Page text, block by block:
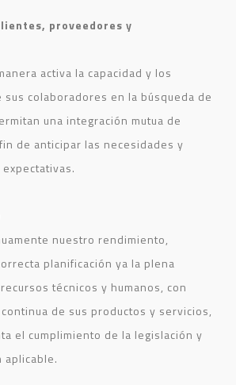
proveedores y
activa la capacidad y los
sus colaboradores en la búsqueda de
una integración mutua de
de anticipar las necesidades y
nuestro rendimiento,
planificación ya la plena
técnicos y humanos, con
de sus productos y servicios,
el cumplimiento de la legislación y
aplicable.